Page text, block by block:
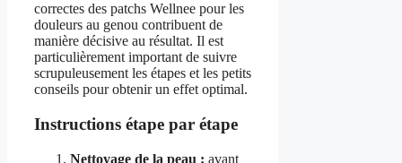
correctes des patchs Wellnee pour les
douleurs au genou contribuent de
manière décisive au résultat. Il est
particulièrement important de suivre
scrupuleusement les étapes et les petits
conseils pour obtenir un effet optimal.
Instructions étape par étape
Nettoyage de la peau : avant